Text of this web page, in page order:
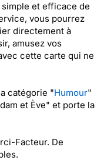
et efficace de
vous pourrez
directement à
amusez vos
cette carte qui ne
catégorie "Humour"
et Ève" et porte la
Facteur. De